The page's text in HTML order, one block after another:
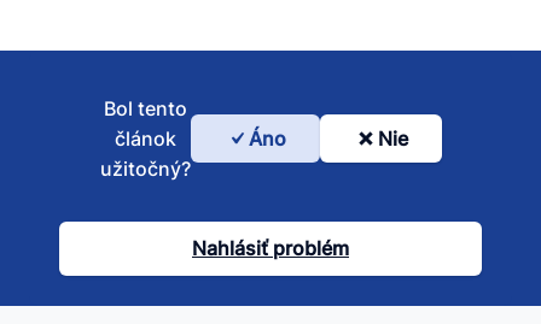
Bol
článok
užitočný?
Bol tento
článok
užitočný?
Áno Nie
Nahlásiť problém